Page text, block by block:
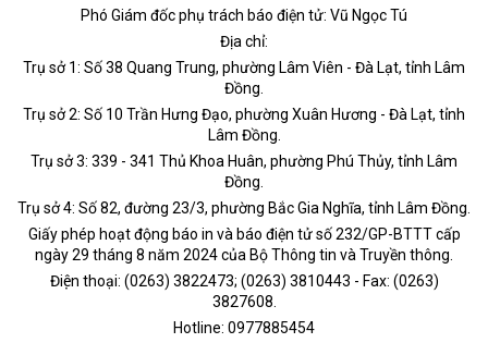
Phó Giám đốc phụ trách báo điện tử: Vũ Ngọc Tú
Địa chỉ:
Trụ sở 1: Số 38 Quang Trung, phường Lâm Viên - Đà Lạt, tỉnh Lâm
Đồng.
Trụ sở 2: Số 10 Trần Hưng Đạo, phường Xuân Hương - Đà Lạt, tỉnh
Lâm Đồng.
Trụ sở 3: 339 - 341 Thủ Khoa Huân, phường Phú Thủy, tỉnh Lâm
Đồng.
Trụ sở 4: Số 82, đường 23/3, phường Bắc Gia Nghĩa, tỉnh Lâm Đồng.
Giấy phép hoạt động báo in và báo điện tử số 232/GP-BTTT cấp
ngày 29 tháng 8 năm 2024 của Bộ Thông tin và Truyền thông.
Điện thoại: (0263) 3822473; (0263) 3810443 - Fax: (0263)
3827608.
Hotline: 0977885454